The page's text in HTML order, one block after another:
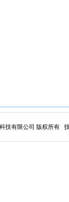
技有限公司 版权所有